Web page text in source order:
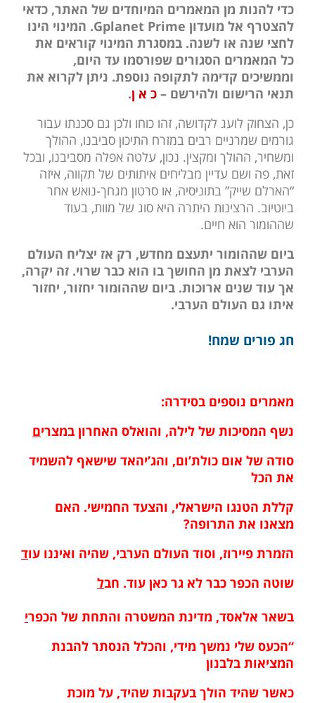
כדי להנות מן המאמרים המיוחדים של האתר, כדאי
להצטרף אל מועדון Gplanet Prime. המינוי הינו
לחצי שנה או לשנה. במסגרת המינוי קוראים את
כל המאמרים הסגורים שפורסמו עד היום,
וממשיכים קדימה לתקופה נוספת. ניתן לקרוא את
תנאי הרישום ולהירשם – כ א ן.
כן, הצחוק לועג לקדושה, זהו כוחו ולכן גם סכנתו עבור
גורמים שמרניים רבים במזרח התיכון סביבנו, ההולך
ומשחיר, ההולך ומקצין. נכון, עלטה אפלה מסביבנו, ובכל
זאת, פה ושם עדיין מבליחים איתותים של תקווה, איזה
“הארלם שייק” בתוניסיה, או סרטון מגחך-נואש אחר
ביוטיוב. הרצינות היתרה היא סוג של מוות, בעוד
שההומור הוא חיים.
ביום שההומור יתעצם מחדש, רק אז יצליח העולם
הערבי לצאת מן החושך בו הוא כבר שרוי. זה יקרה,
אך עוד שנים ארוכות. ביום שההומור יחזור, יחזור
איתו גם העולם הערבי.
חג פורים שמח!
מאמרים נוספים בסידרה:
נשף המסיכות של לילה, והואלס האחרון במצרים
סודה של אום כולת’ום, והג’יהאד שישאף להשמיד
את הכל
קללת הטנגו הישראלי, והצעד החמישי. האם
מצאנו את התרופה?
הזמרת פיירוז, וסוד העולם הערבי, שהיה ואיננו עוד
שוטה הכפר כבר לא גר כאן עוד. חבל
בשאר אלאסד, מדינת המשטרה והתחת של הכפרי
“הכעס שלי נמשך מידי, והכלל הנסתר להבנת
המציאות בלבנון
כאשר שהיד הולך בעקבות שהיד, על מוכת